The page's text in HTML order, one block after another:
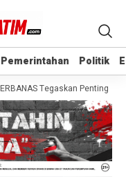
Pemerintahan Politik
Pemerintahan Politik
Tegaskan Pentingnya